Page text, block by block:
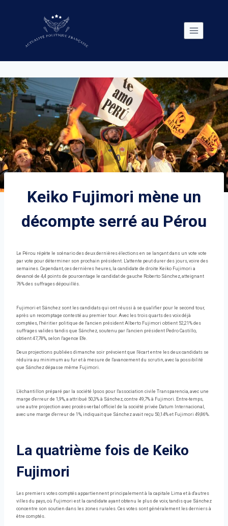
Keiko Fujimori mène un
décompte serré au Pérou
Le Pérou répète le scénario des deux dernières élections en se lançant dans un vote vote
par vote pour déterminer son prochain président. L'attente peut durer des jours, voire des
semaines. Cependant, ces dernières heures, la candidate de droite Keiko Fujimori a
devancé de 4,4 points de pourcentage le candidat de gauche Roberto Sánchez, atteignant
76% des suffrages dépouillés.
Fujimori et Sánchez sont les candidats qui ont réussi à se qualifier pour le second tour,
après un recomptage contesté au premier tour. Avec les trois quarts des voix déjà
comptées, l'héritier politique de l'ancien président Alberto Fujimori obtient 52,21% des
suffrages valides tandis que Sánchez, soutenu par l'ancien président Pedro Castillo,
obtient 47,78%, selon l'agence Efe.
Deux projections publiées dimanche soir prévoient que l'écart entre les deux candidats se
réduira au minimum au fur et à mesure de l'avancement du scrutin, avec la possibilité
que Sánchez dépasse même Fujimori.
L'échantillon préparé par la société Ipsos pour l'association civile Transparencia, avec une
marge d'erreur de 1,9%, a attribué 50,3% à Sánchez, contre 49,7% à Fujimori. Entre-temps,
une autre projection avec procès-verbal officiel de la société privée Datum Internacional,
avec une marge d'erreur de 1%, indiquait que Sánchez avait reçu 50,14% et Fujimori 49,86%.
La quatrième fois de Keiko
Fujimori
Les premiers votes comptés appartiennent principalement à la capitale Lima et à d'autres
villes du pays, où Fujimori est la candidate ayant obtenu le plus de voix, tandis que Sánchez
concentre son soutien dans les zones rurales. Ces votes sont généralement les derniers à
être comptés.